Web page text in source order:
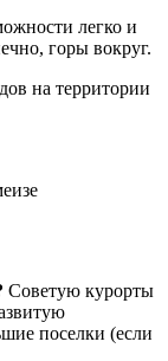
легко и
горы вокруг.
на территории
Советую курорты
поселки (если